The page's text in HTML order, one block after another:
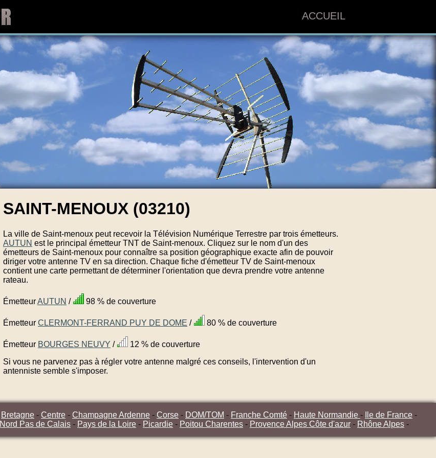
ACCUEIL
SAINT-MENOUX (03210)
La ville de Saint-menoux peut recevoir la Télévision Numérique Terrestre par trois émetteurs.
AUTUN est le principal émetteur TNT de Saint-menoux. Cliquez sur le nom d'un des
émetteurs de Saint-menoux pour connaître sa position géographique exacte afin de pouvoir
diriger votre antenne TV en sa direction. Chaque fiche d'émetteur TV de Saint-menoux
contient une carte permettant de déterminer l'orientation que devra prendre votre antenne
rateau.
ÉmetteurAUTUN / 98 % de couverture
Émetteur CLERMONT-FERRAND PUY DE DOME / 80 % de couverture
Émetteur BOURGES NEUVY /
12 % de couverture
Si vous ne parvenez pas à régler votre antenne malgré ces conseils, l'intervention d'un
antenniste semble s'imposer.
Bretagne - Centre - Champagne Ardenne - Corse - DOM/TOM - Franche Comté - Haute Normandie - Ile de France -
Nord Pas de Calais - Pays de la Loire - Picardie - Poitou Charentes - Provence Alpes Côte d'azur - Rhône Alpes -